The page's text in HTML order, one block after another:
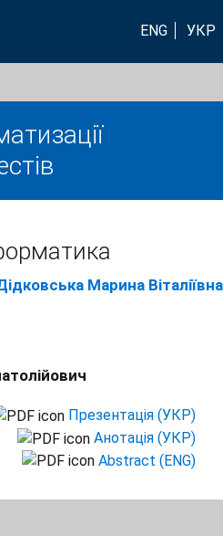
ENG УКР
Марина Віталіївна
Презентація (УКР)
Анотація (УКР)
Abstract (ENG)